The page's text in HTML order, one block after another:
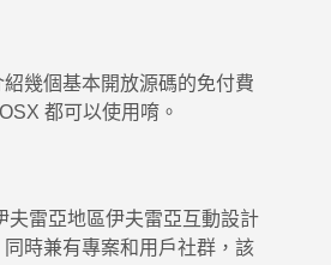
幾個基本開放源碼的免付費
都可以使用唷。
夫雷亞地區伊夫雷亞互動設計
時兼有專案和用戶社群，該